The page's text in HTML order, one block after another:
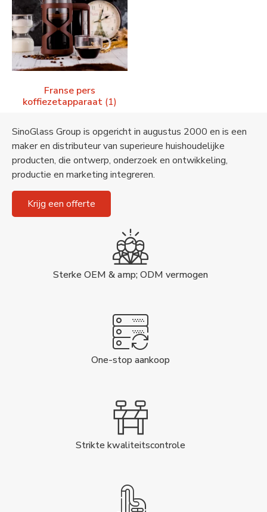
Franse pers
koffiezetapparaat (1)
SinoGlass Group is opgericht in augustus 2000 en is een
maker en distributeur van superieure huishoudelijke
producten, die ontwerp, onderzoek en ontwikkeling,
productie en marketing integreren.
Krijg een offerte
Sterke OEM & amp; ODM vermogen
One-stop aankoop
Strikte kwaliteitscontrole